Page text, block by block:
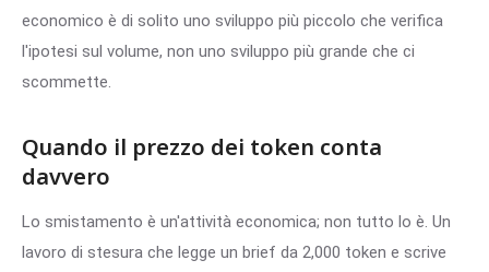
economico è di solito uno sviluppo più piccolo che verifica
l'ipotesi sul volume, non uno sviluppo più grande che ci
scommette.
Quando il prezzo dei token conta
davvero
Lo smistamento è un'attività economica; non tutto lo è. Un
lavoro di stesura che legge un brief da 2,000 token e scrive